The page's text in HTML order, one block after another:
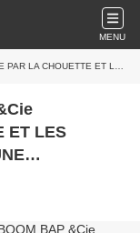
MENU
: HISTOIRE D'UNE "COLLISION CRÉATRICE"
ET LES